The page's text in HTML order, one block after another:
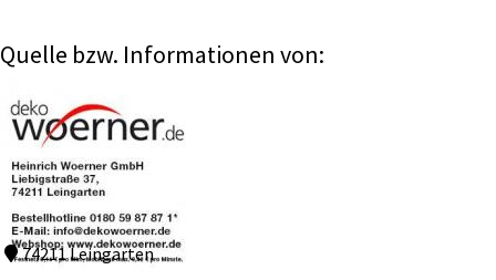
Quelle bzw. Informationen von:
74211 Leingarten